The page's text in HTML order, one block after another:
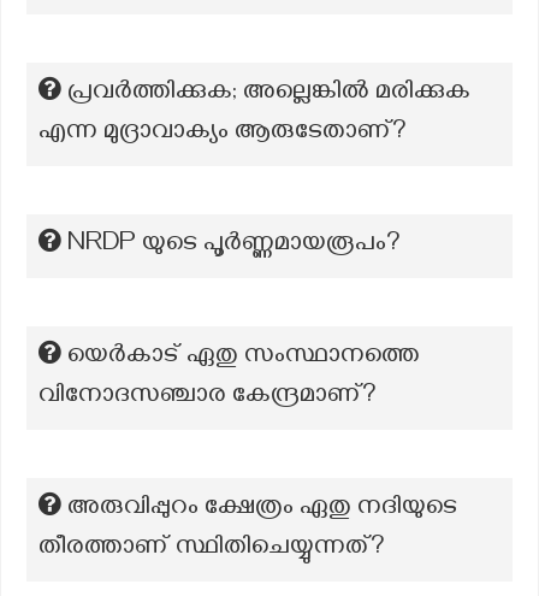
പ്രവർത്തിക്കുക; അല്ലെങ്കിൽ മരിക്കുക
എന്ന മുദ്രാവാക്യം ആരുടേതാണ്?
NRDP യുടെ പൂര്‍ണ്ണമായരൂപം?
യെർകാട് ഏതു സംസ്ഥാനത്തെ
വിനോദസഞ്ചാര കേന്ദ്രമാണ്?
അരുവിപ്പുറം ക്ഷേത്രം ഏതു നദിയുടെ
തീരത്താണ് സ്ഥിതിചെയ്യുന്നത്?